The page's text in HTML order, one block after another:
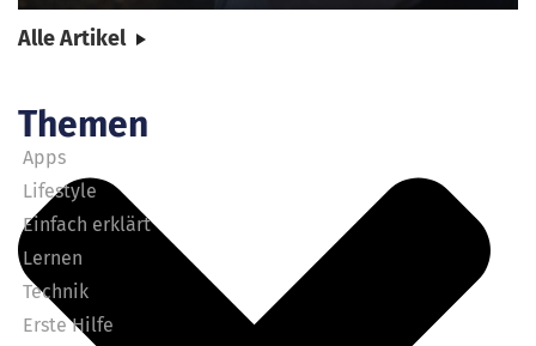
Alle Artikel
Themen
Apps
Lifestyle
Einfach erklärt
Lernen
Technik
Erste Hilfe